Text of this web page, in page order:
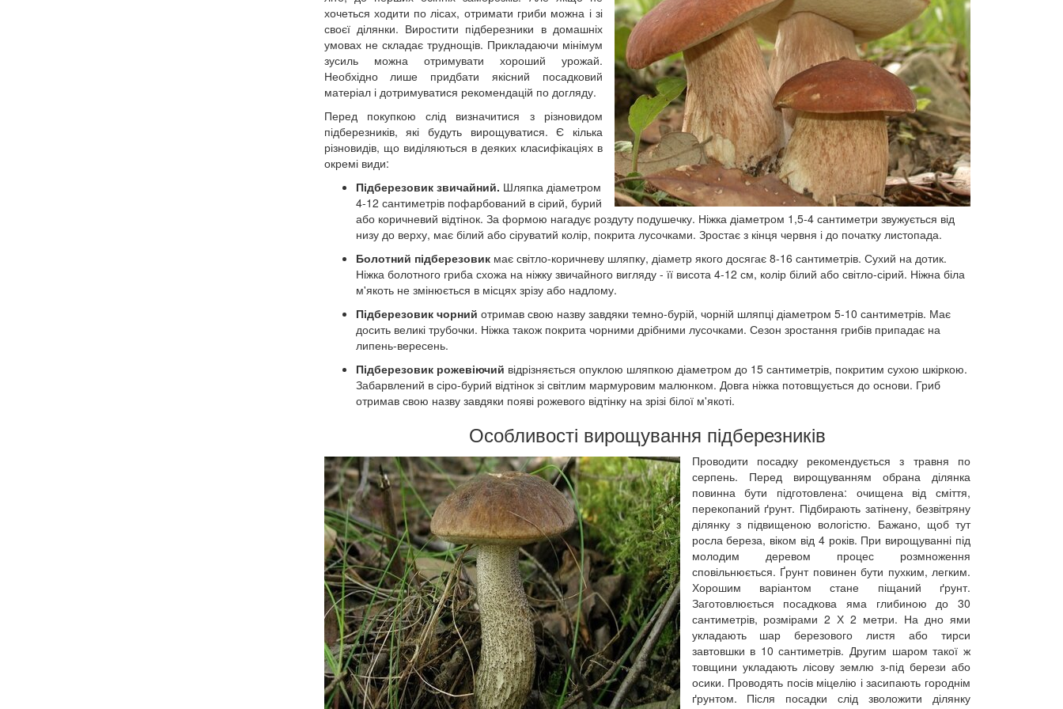
хочеться ходити по лісах, отримати гриби можна і зі
своєї ділянки. Виростити підберезники в домашніх
умовах не складає труднощів. Прикладаючи мінімум
зусиль можна отримувати хороший урожай.
Необхідно лише придбати якісний посадковий
матеріал і дотримуватися рекомендацій по догляду.
Перед покупкою слід визначитися з різновидом
підберезників, які будуть вирощуватися. Є кілька
різновидів, що виділяються в деяких класифікаціях в
окремі види:
Підберезовик звичайний. Шляпка діаметром
4-12 сантиметрів пофарбований в сірий, бурий
або коричневий відтінок. За формою нагадує роздуту подушечку. Ніжка діаметром 1,5-4 сантиметри звужується від
низу до верху, має білий або сіруватий колір, покрита лусочками. Зростає з кінця червня і до початку листопада.
Болотний підберезовикмає світло-коричневу шляпку, діаметр якого досягає 8-16 сантиметрів. Сухий на дотик.
Ніжка болотного гриба схожа на ніжку звичайного вигляду - її висота 4-12 см, колір білий або світло-сірий. Ніжна біла
м'якоть не змінюється в місцях зрізу або надлому.
Підберезовик чорний отримав свою назву завдяки темно-бурій, чорній шляпці діаметром 5-10 сантиметрів. Має
досить великі трубочки. Ніжка також покрита чорними дрібними лусочками. Сезон зростання грибів припадає на
липень-вересень.
Підберезовик рожевіючий відрізняється опуклою шляпкою діаметром до 15 сантиметрів, покритим сухою шкіркою.
Забарвлений ​​в сіро-бурий відтінок зі світлим мармуровим малюнком. Довга ніжка потовщується до основи. Гриб
отримав свою назву завдяки появі рожевого відтінку на зрізі білої м'якоті.
Особливості вирощування підберезників
Проводити посадку рекомендується з травня по
серпень. Перед вирощуванням обрана ділянка
повинна бути підготовлена: очищена від сміття,
перекопаний ґрунт. Підбирають затінену, безвітряну
ділянку з підвищеною вологістю. Бажано, щоб тут
росла береза, віком від 4 років. При вирощуванні під
молодим деревом процес розмноження
сповільнюється. Ґрунт повинен бути пухким, легким.
Хорошим варіантом стане піщаний ґрунт.
Заготовлюється посадкова яма глибиною до 30
сантиметрів, розмірами 2 Х 2 метри. На дно ями
укладають шар березового листя або тирси
завтовшки в 10 сантиметрів. Другим шаром такої ж
товщини укладають лісову землю з-під берези або
осики. Проводять посів міцелію і засипають городнім
ґрунтом. Після посадки слід зволожити ділянку